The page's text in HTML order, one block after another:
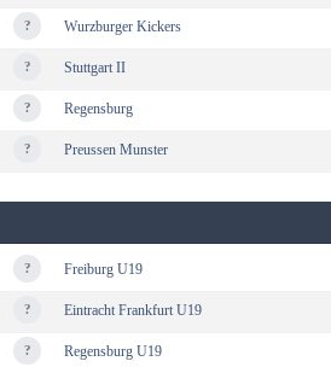
Wurzburger Kickers
?
Stuttgart II
?
Regensburg
?
Preussen Munster
?
Freiburg U19
?
Eintracht Frankfurt U19
?
Regensburg U19
?